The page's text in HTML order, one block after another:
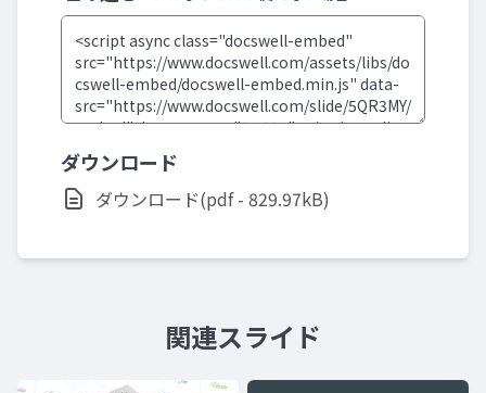
ダウンロード
ダウンロード(pdf - 829.97kB)
関連スライド